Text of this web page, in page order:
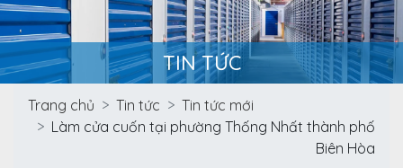
TIN TỨC
Trang chủ Tin tức
Tin tức mới
Làm cửa cuốn tại phường Thống Nhất thành phố
Biên Hòa